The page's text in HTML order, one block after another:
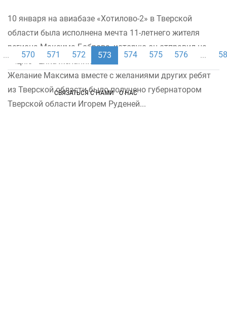
10 января на авиабазе «Хотилово-2» в Тверской
области была исполнена мечта 11-летнего жителя
региона Максима Боброва, которую он отправил на
акцию «Ёлка желаний».
Желание Максима вместе с желаниями других ребят
из Тверской области было получено губернатором
Тверской области Игорем Руденей...
... 570 571 572 573 574 575 576 ...
СВЯЗАТЬСЯ С НАМИ О НАС